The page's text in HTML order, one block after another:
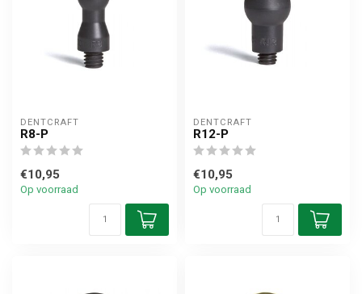
DENTCRAFT
R8-P
€10,95
Op voorraad
DENTCRAFT
R12-P
€10,95
Op voorraad